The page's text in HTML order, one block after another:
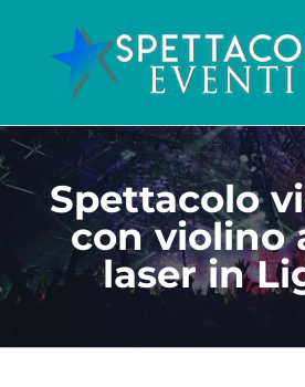
contenuto
Spettacolo
con violino
laser in